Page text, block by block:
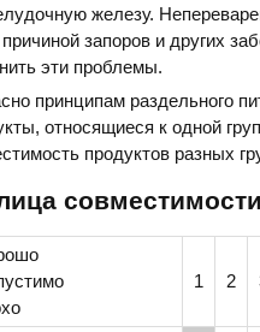
железу.
причиной запоров и других
эти проблемы.
принципам раздельного
относящиеся к одной
продуктов разных
1 2